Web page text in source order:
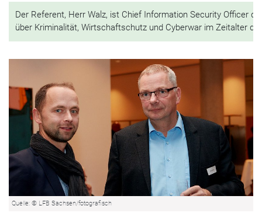
Der Referent, Herr Walz, ist Chief Information Security Officer
über Kriminalität, Wirtschaftschutz und Cyberwar im Zeitalter
Quelle: © LFB Sachsen/fotografisch